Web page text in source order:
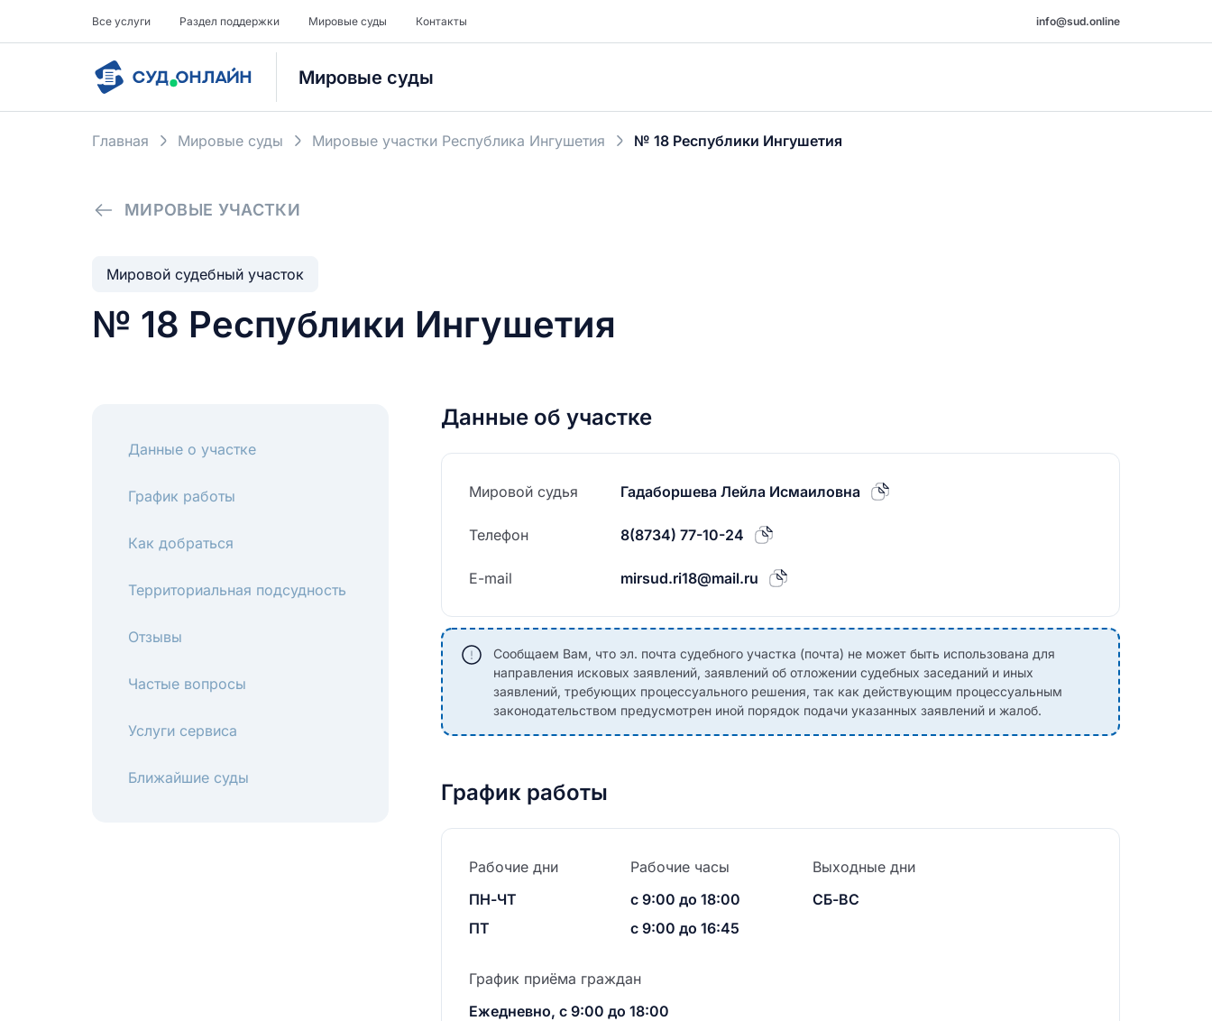
Все услуги Раздел поддержки Мировые суды Контакты info@sud.online
Мировые суды
Главная Мировые суды Мировые участки Республика Ингушетия № 18 Республики Ингушетия
МИРОВЫЕ УЧАСТКИ
Мировой судебный участок
№ 18 Республики Ингушетия
Данные о участке
График работы
Как добраться
Территориальная подсудность
Отзывы
Частые вопросы
Услуги сервиса
Ближайшие суды
Данные об участке
Мировой судья Гадаборшева Лейла Исмаиловна
Телефон 8(8734) 77-10-24
E-mail mirsud.ri18@mail.ru
Сообщаем Вам, что эл. почта судебного участка (почта) не может быть использована для
направления исковых заявлений, заявлений об отложении судебных заседаний и иных
заявлений, требующих процессуального решения, так как действующим процессуальным
законодательством предусмотрен иной порядок подачи указанных заявлений и жалоб.
График работы
Рабочие дни
ПН-ЧТ
ПТ
Рабочие часы
с 9:00 до 18:00
с 9:00 до 16:45
Выходные дни
СБ-ВС
График приёма граждан
Ежедневно, с 9:00 до 18:00